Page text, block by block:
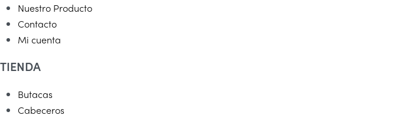
Nuestro Producto
Contacto
Mi cuenta
TIENDA
Butacas
Cabeceros